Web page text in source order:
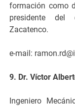
formación como
presidente del
Zacatenco.
e-mail:
9. Dr. Víctor
Ingeniero